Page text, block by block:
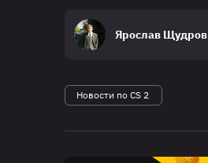
Ярослав Щудров
Новости по CS 2